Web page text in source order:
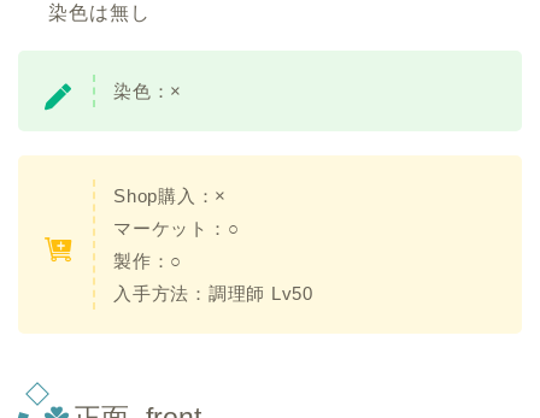
染色は無し
染色： ×
Shop購入： ×
マーケット：○
製作：○
入手方法：調理師 Lv50